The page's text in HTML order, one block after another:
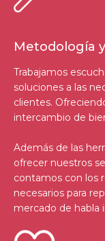
Metodología
Trabajamos
soluciones a las
clientes.
intercambio de
Además de las
ofrecer nuestros
contamos con los
necesarios para
mercado de habla